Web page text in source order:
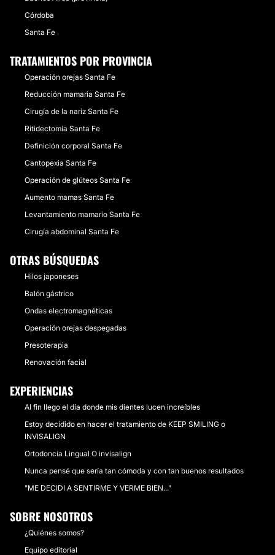
Córdoba
Santa Fe
TRATAMIENTOS POR PROVINCIA
Operación orejas Santa Fe
Reducción mamaria Santa Fe
Cirugía de la nariz Santa Fe
Ritidectomía Santa Fe
Definición corporal Santa Fe
Cantopexia Santa Fe
Operación de glúteos Santa Fe
Aumento mamas Santa Fe
Levantamiento mamario Santa Fe
Cirugía abdominal Santa Fe
OTRAS BÚSQUEDAS
Hilos japoneses
Balón gástrico
Ondas electromagnéticas
Operación orejas despegadas
Presoterapia
Renovación facial
EXPERIENCIAS
Al fin llego el día donde mis dientes lucen increíbles
Estoy decidido en hacer el tratamiento de KEEP SMILING o
INVISALIGN
Ortodoncia Lingual O invisalign
Nunca pensé que sería tan cómoda y con tan buenos resultados
"ME DECIDI A SENTIRME Y VERME BIEN..."
SOBRE NOSOTROS
¿Quiénes somos?
Equipo editorial